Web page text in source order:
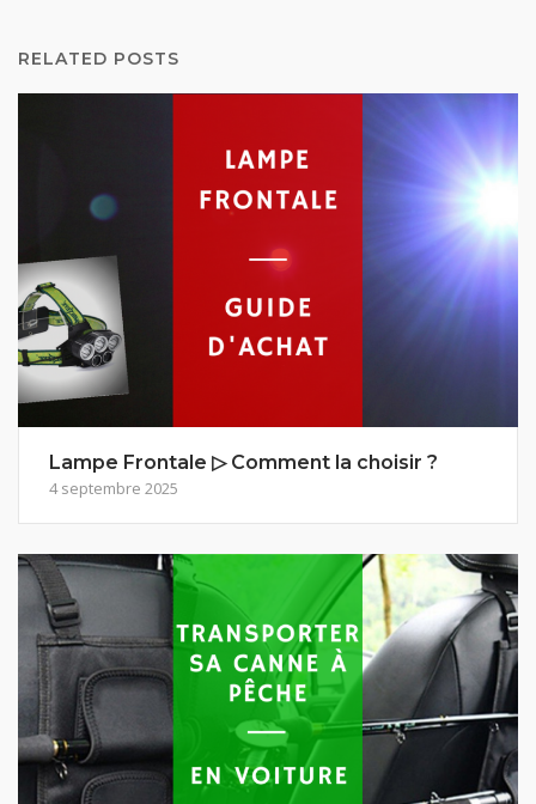
RELATED POSTS
Lampe Frontale ▷ Comment la choisir ?
4 septembre 2025